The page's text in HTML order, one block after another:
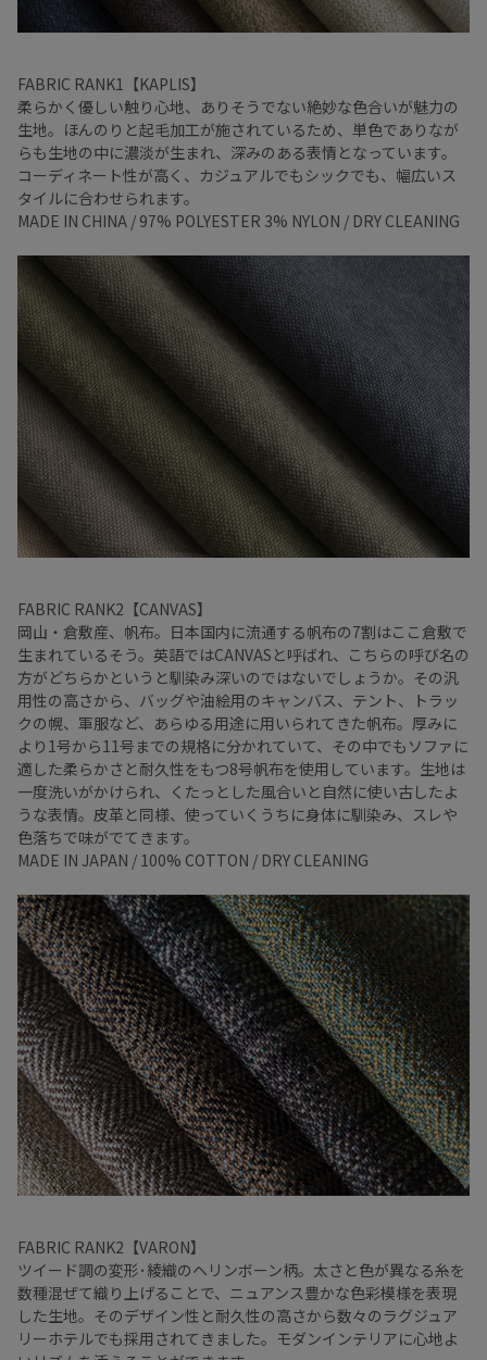
FABRIC RANK1【KAPLIS】
柔らかく優しい触り心地、ありそうでない絶妙な色合いが魅力の
生地。ほんのりと起毛加工が施されているため、単色でありなが
らも生地の中に濃淡が生まれ、深みのある表情となっています。
コーディネート性が高く、カジュアルでもシックでも、幅広いス
タイルに合わせられます。
MADE IN CHINA / 97% POLYESTER 3% NYLON / DRY CLEANING
FABRIC RANK2【CANVAS】
岡山・倉敷産、帆布。日本国内に流通する帆布の7割はここ倉敷で
生まれているそう。英語ではCANVASと呼ばれ、こちらの呼び名の
方がどちらかというと馴染み深いのではないでしょうか。その汎
用性の高さから、バッグや油絵用のキャンバス、テント、トラッ
クの幌、軍服など、あらゆる用途に用いられてきた帆布。厚みに
より1号から11号までの規格に分かれていて、その中でもソファに
適した柔らかさと耐久性をもつ8号帆布を使用しています。生地は
一度洗いがかけられ、くたっとした風合いと自然に使い古したよ
うな表情。皮革と同様、使っていくうちに身体に馴染み、スレや
色落ちで味がでてきます。
MADE IN JAPAN / 100% COTTON / DRY CLEANING
FABRIC RANK2【VARON】
ツイード調の変形･綾織のヘリンボーン柄。太さと色が異なる糸を
数種混ぜて織り上げることで、ニュアンス豊かな色彩模様を表現
した生地。そのデザイン性と耐久性の高さから数々のラグジュア
リーホテルでも採用されてきました。モダンインテリアに心地よ